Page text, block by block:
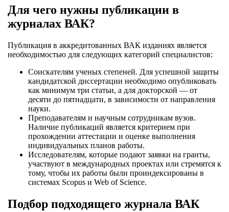
Для чего нужны публикации в
журналах ВАК?
Публикация в аккредитованных ВАК изданиях является
необходимостью для следующих категорий специалистов:
Соискателям ученых степеней. Для успешной защиты
кандидатской диссертации необходимо опубликовать
как минимум три статьи, а для докторской — от
десяти до пятнадцати, в зависимости от направления
науки.
Преподавателям и научным сотрудникам вузов.
Наличие публикаций является критерием при
прохождении аттестации и оценке выполнения
индивидуальных планов работы.
Исследователям, которые подают заявки на гранты,
участвуют в международных проектах или стремятся к
тому, чтобы их работы были проиндексированы в
системах Scopus и Web of Science.
Подбор подходящего журнала ВАК